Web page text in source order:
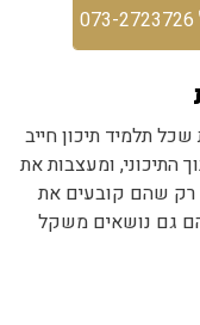
תלמיד תיכון חייב
התיכוני, ומעצבות את
רק שהם קובעים את
גם נושאים משקל